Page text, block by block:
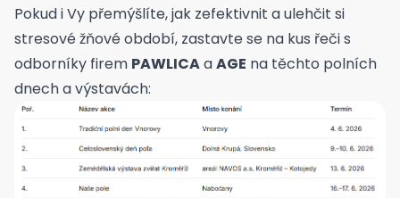
Pokud i Vy přemýšlíte, jak zefektivnit a ulehčit si
stresové žňové období, zastavte se na kus řeči s
odborníky firem PAWLICAaAGE na těchto polních
dnech a výstavách: